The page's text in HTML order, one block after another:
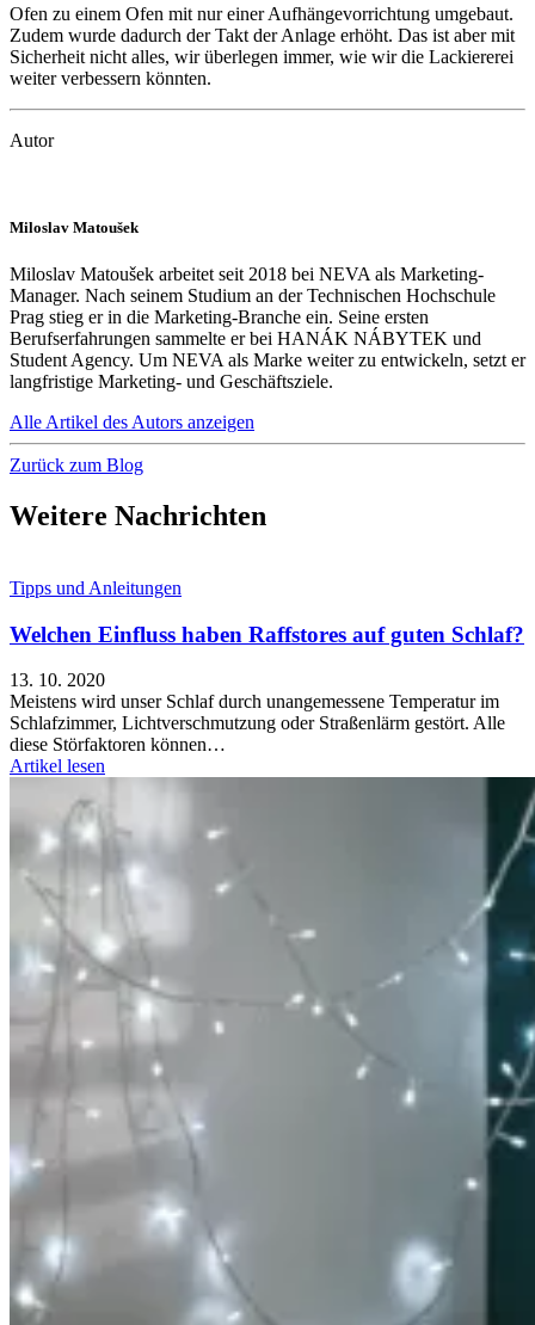
Ofen zu einem Ofen mit nur einer Aufhängevorrichtung umgebaut.
Zudem wurde dadurch der Takt der Anlage erhöht. Das ist aber mit
Sicherheit nicht alles, wir überlegen immer, wie wir die Lackiererei
weiter verbessern könnten.
Autor
Miloslav Matoušek
Miloslav Matoušek arbeitet seit 2018 bei NEVA als Marketing-
Manager. Nach seinem Studium an der Technischen Hochschule
Prag stieg er in die Marketing-Branche ein. Seine ersten
Berufserfahrungen sammelte er bei HANÁK NÁBYTEK und
Student Agency. Um NEVA als Marke weiter zu entwickeln, setzt er
langfristige Marketing- und Geschäftsziele.
Alle Artikel des Autors anzeigen
Zurück zum Blog
Weitere Nachrichten
Tipps und Anleitungen
Welchen Einfluss haben Raffstores auf guten Schlaf?
13. 10. 2020
Meistens wird unser Schlaf durch unangemessene Temperatur im
Schlafzimmer, Lichtverschmutzung oder Straßenlärm gestört. Alle
diese Störfaktoren können…
Artikel lesen